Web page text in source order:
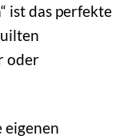
ist das perfekte
oder
eigenen